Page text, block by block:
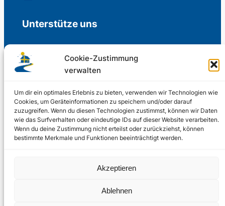
Cookie-Zustimmung
verwalten
Um dir ein optimales Erlebnis zu bieten, verwenden wir Technologien wie
Cookies, um Geräteinformationen zu speichern und/oder darauf
zuzugreifen. Wenn du diesen Technologien zustimmst, können wir Daten
wie das Surfverhalten oder eindeutige IDs auf dieser Website verarbeiten.
Wenn du deine Zustimmung nicht erteilst oder zurückziehst, können
bestimmte Merkmale und Funktionen beeinträchtigt werden.
Akzeptieren
Ablehnen
Unterstütze uns
Freiwillige Spenden für die Aufrechterhaltung
Support us
© 2002 – 2026